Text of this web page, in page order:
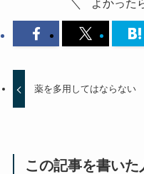
よかった
薬を多用してはならない
この記事を書いた